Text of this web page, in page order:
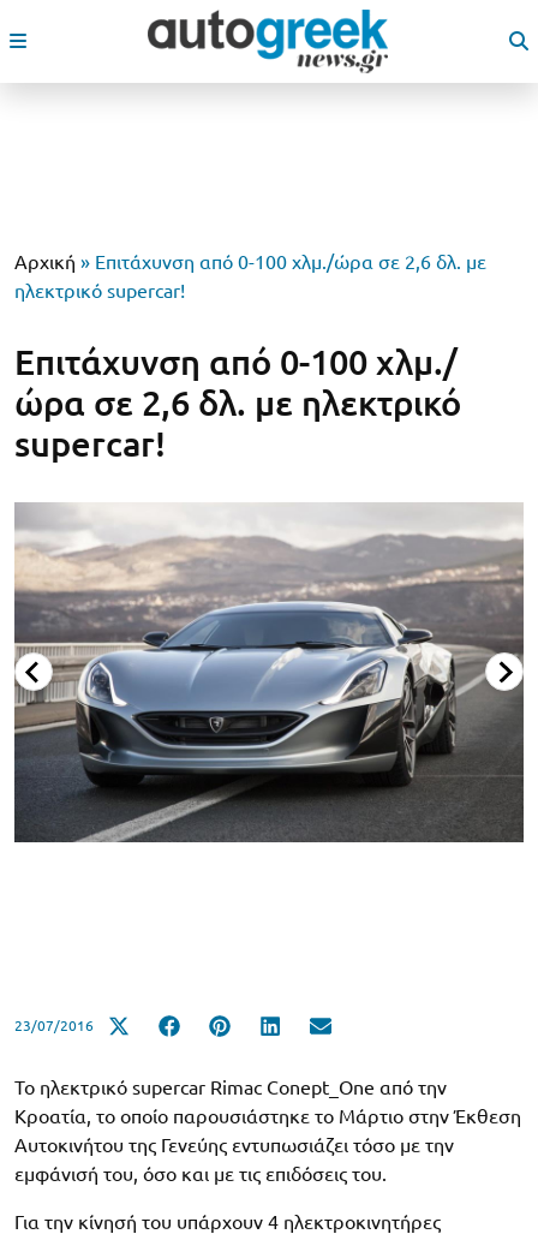
Αρχική » Επιτάχυνση από 0-100 χλμ./ώρα σε 2,6 δλ. με
ηλεκτρικό supercar!
Επιτάχυνση από 0-100 χλμ./
ώρα σε 2,6 δλ. με ηλεκτρικό
supercar!
23/07/2016
To ηλεκτρικό supercar Rimac Conept_One από την
Κροατία, το οποίο παρουσιάστηκε το Μάρτιο στην Έκθεση
Αυτοκινήτου της Γενεύης εντυπωσιάζει τόσο με την
εμφάνισή του, όσο και με τις επιδόσεις του.
Για την κίνησή του υπάρχουν 4 ηλεκτροκινητήρες